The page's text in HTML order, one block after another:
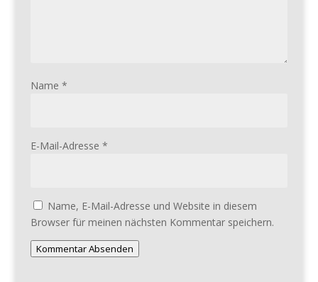
Name *
E-Mail-Adresse *
Name, E-Mail-Adresse und Website in diesem
Browser für meinen nächsten Kommentar speichern.
Kommentar Absenden